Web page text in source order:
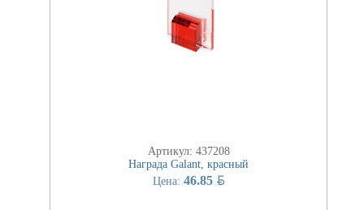
Артикул: 437208
Награда Galant, красный
Цена: 46.85 BYN